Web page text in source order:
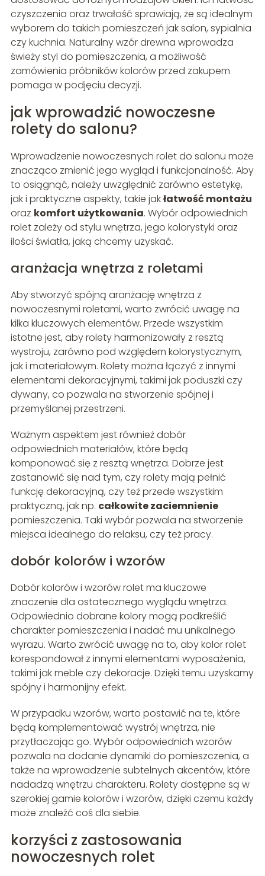
czyszczenia oraz trwałość sprawiają, że są idealnym
wyborem do takich pomieszczeń jak salon, sypialnia
czy kuchnia. Naturalny wzór drewna wprowadza
świeży styl do pomieszczenia, a możliwość
zamówienia próbników kolorów przed zakupem
pomaga w podjęciu decyzji.
jak wprowadzić nowoczesne
rolety do salonu?
Wprowadzenie nowoczesnych rolet do salonu może
znacząco zmienić jego wygląd i funkcjonalność. Aby
to osiągnąć, należy uwzględnić zarówno estetykę,
jak i praktyczne aspekty, takie jakłatwość montażu
oraz komfort użytkowania. Wybór odpowiednich
rolet zależy od stylu wnętrza, jego kolorystyki oraz
ilości światła, jaką chcemy uzyskać.
aranżacja wnętrza z roletami
Aby stworzyć spójną aranżację wnętrza z
nowoczesnymi roletami, warto zwrócić uwagę na
kilka kluczowych elementów. Przede wszystkim
istotne jest, aby rolety harmonizowały z resztą
wystroju, zarówno pod względem kolorystycznym,
jak i materiałowym. Rolety można łączyć z innymi
elementami dekoracyjnymi, takimi jak poduszki czy
dywany, co pozwala na stworzenie spójnej i
przemyślanej przestrzeni.
Ważnym aspektem jest również dobór
odpowiednich materiałów, które będą
komponować się z resztą wnętrza. Dobrze jest
zastanowić się nad tym, czy rolety mają pełnić
funkcję dekoracyjną, czy też przede wszystkim
praktyczną, jak np. całkowite zaciemnienie
pomieszczenia. Taki wybór pozwala na stworzenie
miejsca idealnego do relaksu, czy też pracy.
dobór kolorów i wzorów
Dobór kolorów i wzorów rolet ma kluczowe
znaczenie dla ostatecznego wyglądu wnętrza.
Odpowiednio dobrane kolory mogą podkreślić
charakter pomieszczenia i nadać mu unikalnego
wyrazu. Warto zwrócić uwagę na to, aby kolor rolet
korespondował z innymi elementami wyposażenia,
takimi jak meble czy dekoracje. Dzięki temu uzyskamy
spójny i harmonijny efekt.
W przypadku wzorów, warto postawić na te, które
będą komplementować wystrój wnętrza, nie
przytłaczając go. Wybór odpowiednich wzorów
pozwala na dodanie dynamiki do pomieszczenia, a
także na wprowadzenie subtelnych akcentów, które
nadadzą wnętrzu charakteru. Rolety dostępne są w
szerokiej gamie kolorów i wzorów, dzięki czemu każdy
może znaleźć coś dla siebie.
korzyści z zastosowania
nowoczesnych rolet